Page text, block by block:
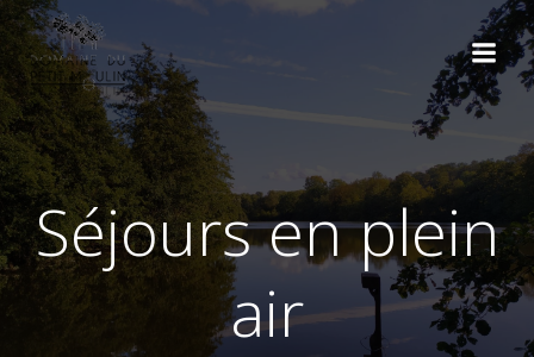
Aller
Séjours en plein
air